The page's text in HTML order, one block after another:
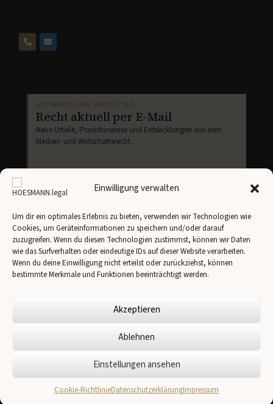
Einwilligung verwalten
Um dir ein optimales Erlebnis zu bieten, verwenden wir Technologien wie
Cookies, um Geräteinformationen zu speichern und/oder darauf
zuzugreifen. Wenn du diesen Technologien zustimmst, können wir Daten
wie das Surfverhalten oder eindeutige IDs auf dieser Website verarbeiten.
Wenn du deine Einwilligung nicht erteilst oder zurückziehst, können
bestimmte Merkmale und Funktionen beeinträchtigt werden.
Akzeptieren
Ablehnen
Einstellungen ansehen
Cookie-RichtlinieDatenschutzerklärungImpressum
HOESMANN.LEGAL NEWSLETTER
Recht aktuell per E-Mail
Neue Urteile, Praxishinweise und Entwicklungen aus dem
Medien- und Wirtschaftsrecht.
Newsletter abonnieren
Ich stimme der Übertragung meiner Angaben anBrevogemäß unserer
Datenschutzerklärung
zu.
Impressum